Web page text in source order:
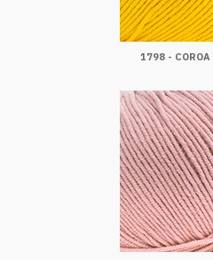
1798 - COROA